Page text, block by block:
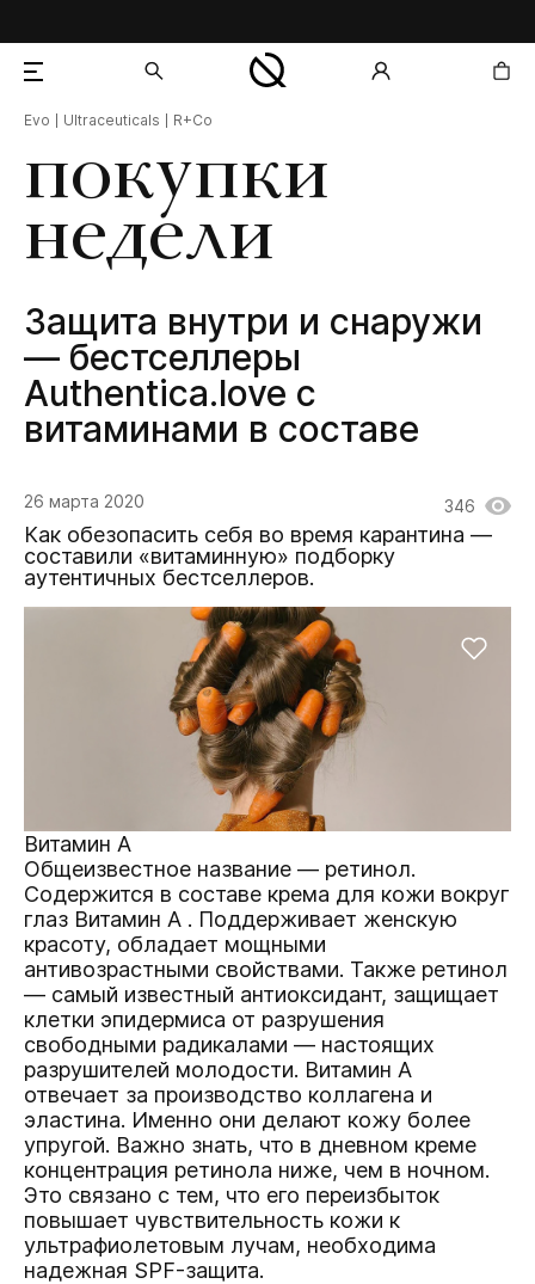
покупки
недели
Защита внутри и снаружи
— бестселлеры
Authentica.love с
витаминами в составе
Evo Ultraceuticals R+Co
26 марта 2020 346
Как обезопасить себя во время карантина —
составили «витаминную» подборку
аутентичных бестселлеров.
Витамин А
Общеизвестное название — ретинол.
Содержится в составе крема для кожи вокруг
глаз Витамин А . Поддерживает женскую
красоту, обладает мощными
антивозрастными свойствами. Также ретинол
— самый известный антиоксидант, защищает
клетки эпидермиса от разрушения
свободными радикалами — настоящих
разрушителей молодости. Витамин А
отвечает за производство коллагена и
эластина. Именно они делают кожу более
упругой. Важно знать, что в дневном креме
концентрация ретинола ниже, чем в ночном.
Это связано с тем, что его переизбыток
повышает чувствительность кожи к
ультрафиолетовым лучам, необходима
надежная SPF-защита.